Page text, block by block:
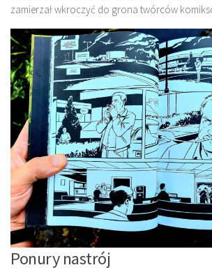
zamierzał wkroczyć do grona twórców
Ponury nastrój